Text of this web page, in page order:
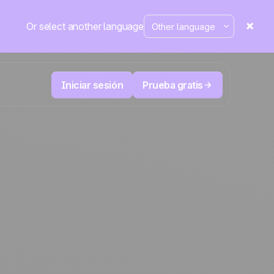
Or select another language
Iniciar sesión Prueba gratis